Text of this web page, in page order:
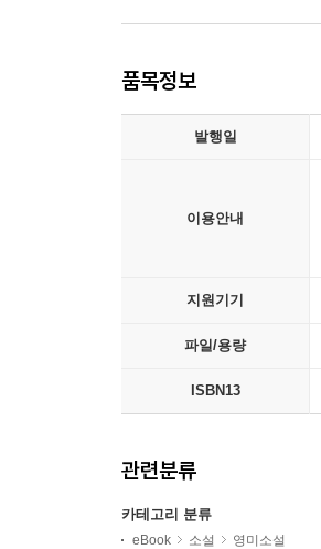
품목정보
발행일
이용안내
지원기기
파일/용량
ISBN13
관련분류
카테고리 분류
eBook 소설
영미소설